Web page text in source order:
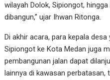
wilayah Dolok, Sipiongot,
dibangun,” ujar Ihwan Ritonga.
Di akhir acara, para kepala
Sipiongot ke Kota Medan juga
pembangunan jalan dapat
lainnya di kawasan perbatasan,